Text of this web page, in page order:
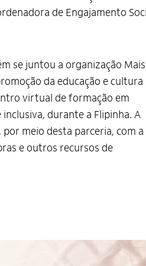
de Engajamento
se juntou a organização Mais
da educação e cultura
virtual de formação em
durante a Flipinha. A
meio desta parceria, com a
e outros recursos de